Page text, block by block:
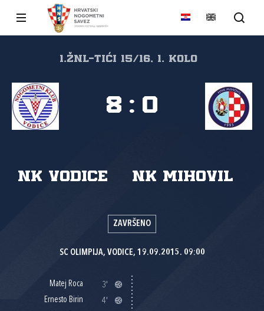
1.ŽNL-Tići 15/16, 1. kolo
NK Vodice NK Mihovil
8 : 0
ZAVRŠENO
SC OLIMPIJA, VODICE, 19.09.2015. 09:00
Matej Roca
3'
Ernesto Birin
4'